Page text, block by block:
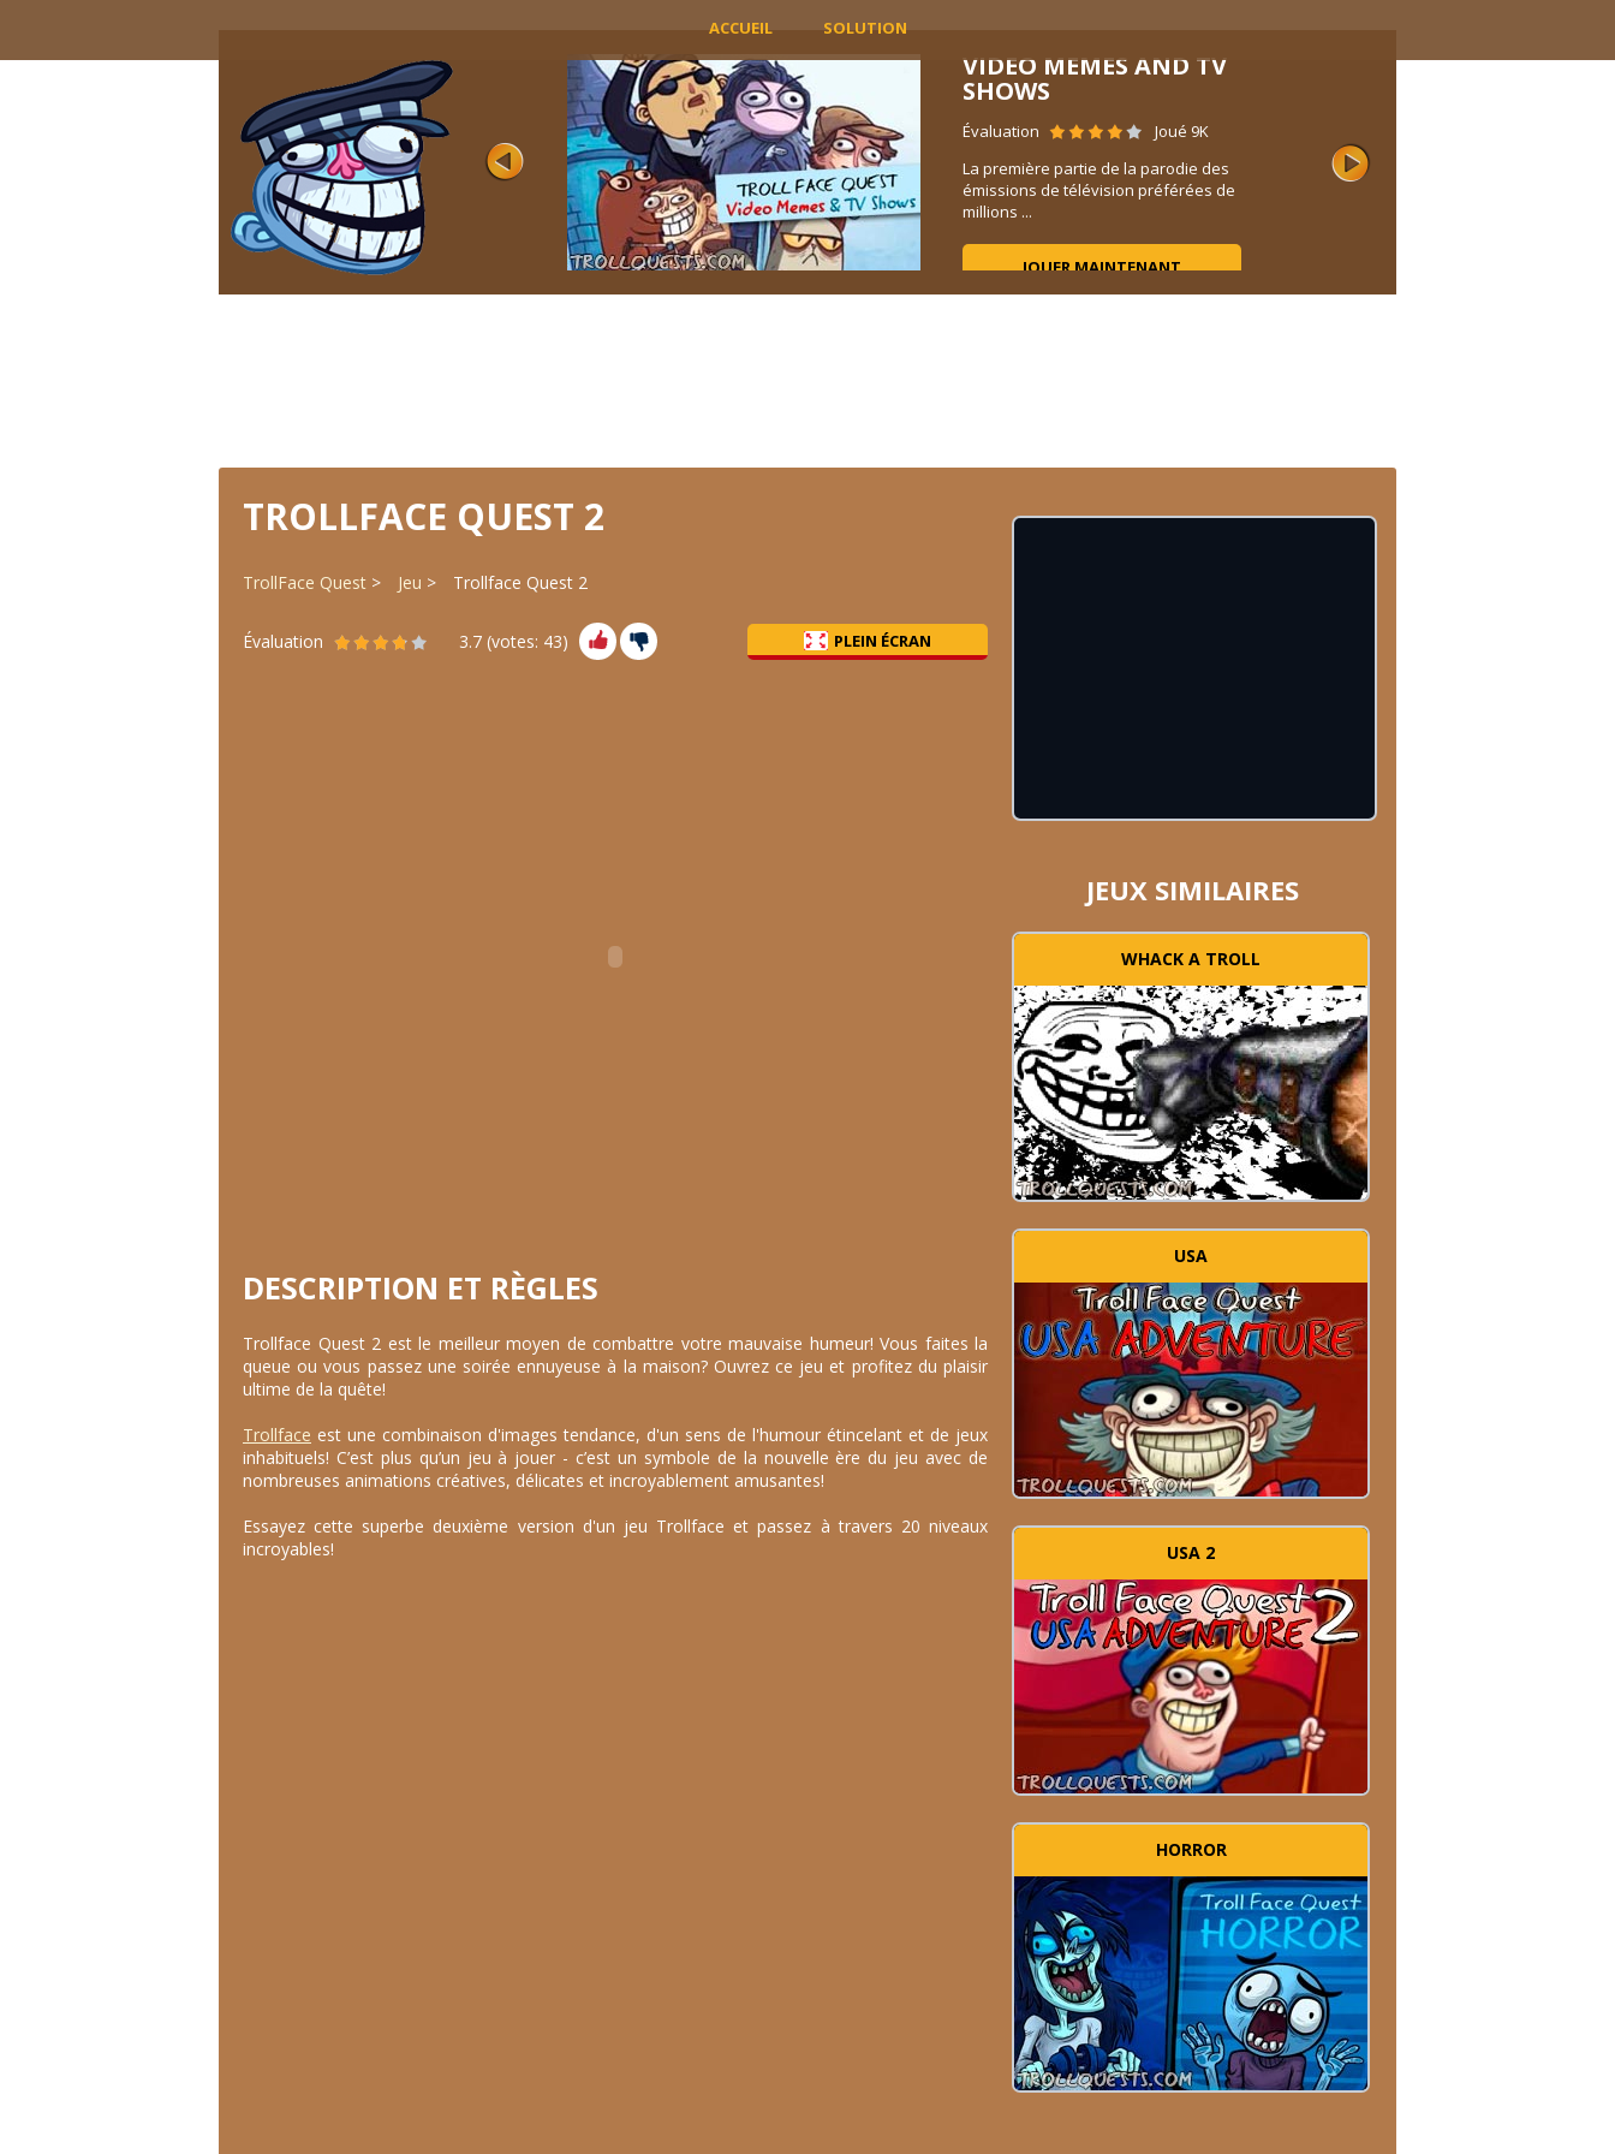
ACCUEIL SOLUTION
HORROR
Évaluation
Joué 10K
Les films d'horreur provoquent la peur et
l'excitation pour beaucoup, mais pas dans le
jeu ...
JOUER MAINTENANT
VIDEO MEMES AND TV
SHOWS
Évaluation
Joué 9K
La première partie de la parodie des
émissions de télévision préférées de
millions ...
JOUER MAINTENANT
TROLLFACE QUEST 2
TrollFace Quest Jeu Trollface Quest 2
Évaluation 3.7 (votes: 43) PLEIN ÉCRAN
DESCRIPTION ET RÈGLES
Trollface Quest 2 est le meilleur moyen de combattre votre mauvaise humeur! Vous faites la
queue ou vous passez une soirée ennuyeuse à la maison? Ouvrez ce jeu et profitez du plaisir
ultime de la quête!
Trollface est une combinaison d'images tendance, d'un sens de l'humour étincelant et de jeux
inhabituels! C’est plus qu’un jeu à jouer - c’est un symbole de la nouvelle ère du jeu avec de
nombreuses animations créatives, délicates et incroyablement amusantes!
Essayez cette superbe deuxième version d'un jeu Trollface et passez à travers 20 niveaux
incroyables!
JEUX SIMILAIRES
WHACK A TROLL
USA
USA 2
HORROR